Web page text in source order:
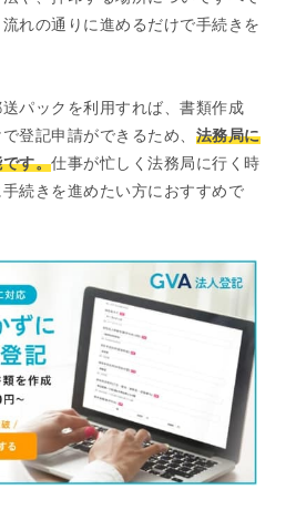
れの通りに進めるだけで手続きを
パックを利用すれば、書類作成
登記申請ができるため、 法務局に
す。仕事が忙しく法務局に行く時
続きを進めたい方におすすめで